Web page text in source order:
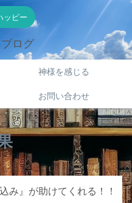
ッピー
ログ
神様を感じる
お問い合わせ
込み』が助けてくれる！！